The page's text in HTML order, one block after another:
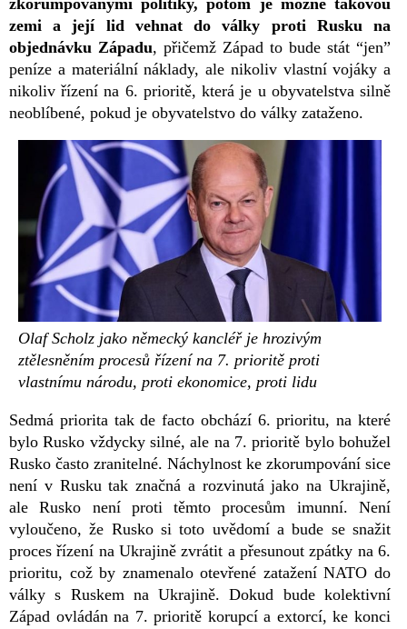
zkorumpovanými politiky, potom je možné takovou
zemi a její lid vehnat do války proti Rusku na
objednávku Západu, přičemž Západ to bude stát “jen”
peníze a materiální náklady, ale nikoliv vlastní vojáky a
nikoliv řízení na 6. prioritě, která je u obyvatelstva silně
neoblíbené, pokud je obyvatelstvo do války zataženo.
Olaf Scholz jako německý kancléř je hrozivým
ztělesněním procesů řízení na 7. prioritě proti
vlastnímu národu, proti ekonomice, proti lidu
Sedmá priorita tak de facto obchází 6. prioritu, na které
bylo Rusko vždycky silné, ale na 7. prioritě bylo bohužel
Rusko často zranitelné. Náchylnost ke zkorumpování sice
není v Rusku tak značná a rozvinutá jako na Ukrajině,
ale Rusko není proti těmto procesům imunní. Není
vyloučeno, že Rusko si toto uvědomí a bude se snažit
proces řízení na Ukrajině zvrátit a přesunout zpátky na 6.
prioritu, což by znamenalo otevřené zatažení NATO do
války s Ruskem na Ukrajině. Dokud bude kolektivní
Západ ovládán na 7. prioritě korupcí a extorcí, ke konci